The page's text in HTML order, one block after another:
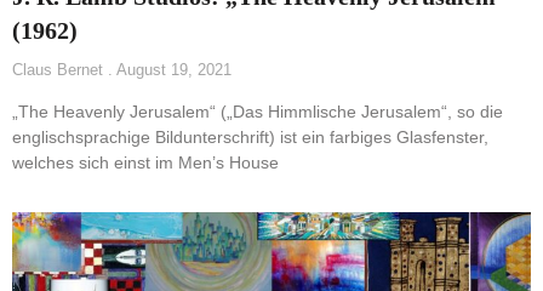
(1962)
Claus Bernet August 19, 2021
„The Heavenly Jerusalem“ („Das Himmlische Jerusalem“, so die
englischsprachige Bildunterschrift) ist ein farbiges Glasfenster,
welches sich einst im Men’s House